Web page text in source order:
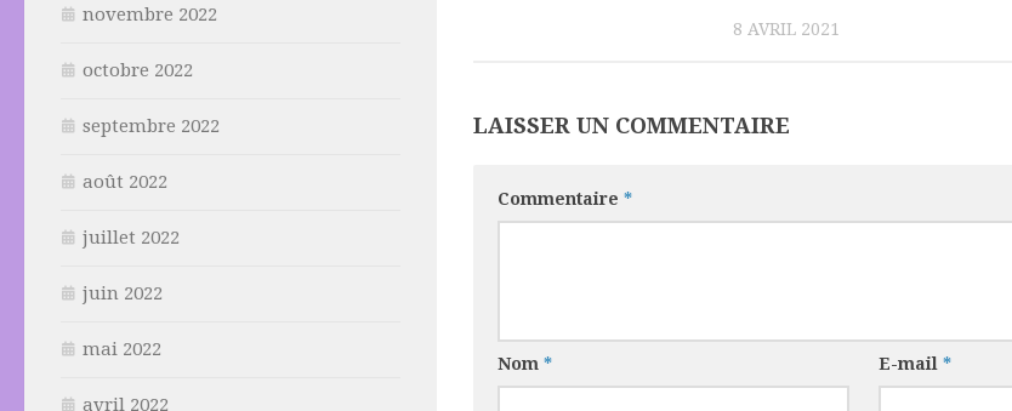
8 AVRIL 2021
LAISSER UN COMMENTAIRE
Commentaire *
Nom * E-mail*
novembre 2022
octobre 2022
septembre 2022
août 2022
juillet 2022
juin 2022
mai 2022
avril 2022